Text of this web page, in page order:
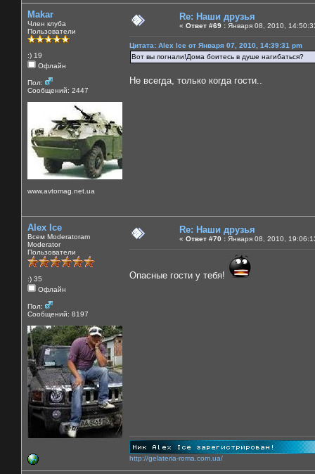
Makar
Член клуба
Пользователи
:) 19
Офлайн
Пол:
Сообщений: 2447
www.avtomag.net.ua
Re: Наши друзья
« Ответ #69 : Января 08, 2010,
Цитата: Alex Ice от Января 07, 2010, 14:39:31 pm
Вот вы погнали!Дома боитесь в душе нагибаться?
Не всегда, только когда гости..
Alex Ice
Всем Moderatoram
Moderator
Пользователи
:) 35
Офлайн
Пол:
Сообщений: 8197
Re: Наши друзья
« Ответ #70 : Января 08, 2010,
Опасные гости у тебя!
http://gelateria-roma.com.ua/